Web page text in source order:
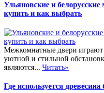
Ульяновские и
купить и как выбрать
Межкомнатные двери
уютной и стильной
являются... Читать»
Где используется древесина